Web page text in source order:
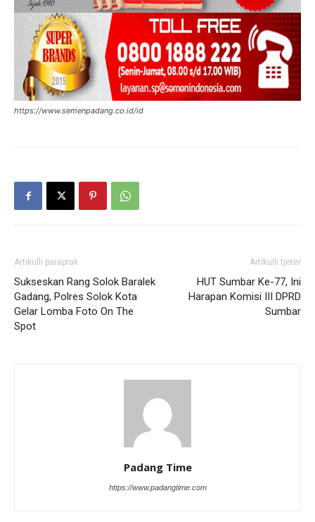
https://www.semenpadang.co.id/id
Artikulli paraprak
Sukseskan Rang Solok Baralek
Gadang, Polres Solok Kota
Gelar Lomba Foto On The
Spot
Artikulli tjetër
HUT Sumbar Ke-77, Ini
Harapan Komisi III DPRD
Sumbar
Padang Time
https://www.padangtime.com